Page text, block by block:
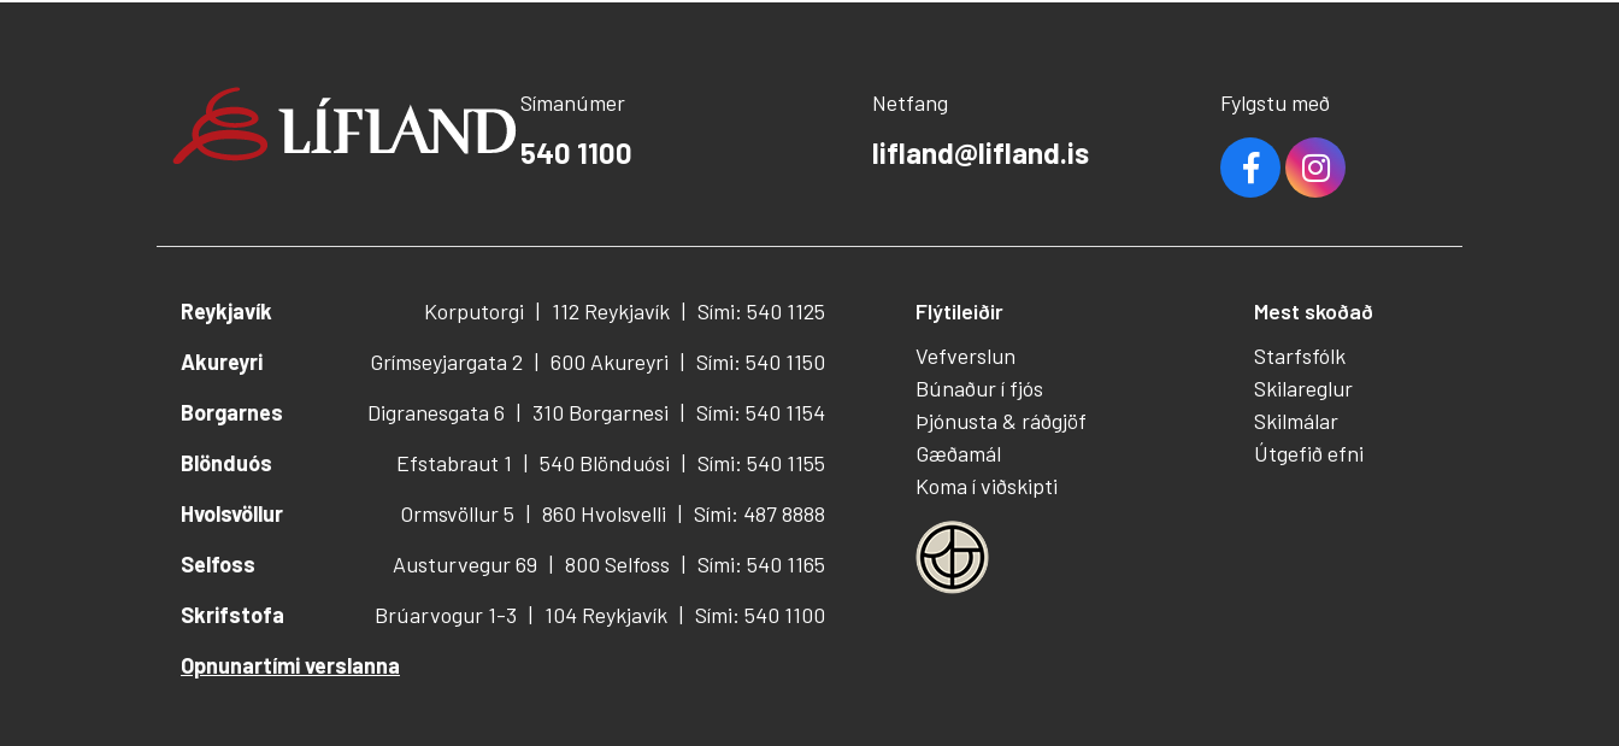
Símanúmer
540 1100
Netfang
lifland@lifland.is
Fylgstu með
Reykjavík Korputorgi 112 Reykjavík
Sími: 540 1125
Akureyri
Grímseyjargata 2 600 Akureyri
Sími: 540 1150
Borgarnes
Digranesgata 6 310 Borgarnesi
Sími: 540 1154
Blönduós
Efstabraut 1 540 Blönduósi
Sími: 540 1155
Hvolsvöllur
Ormsvöllur 5 860 Hvolsvelli
Sími: 487 8888
Selfoss
Austurvegur 69 800 Selfoss
Sími: 540 1165
Skrifstofa
Brúarvogur 1-3 104 Reykjavík
Sími: 540 1100
Opnunartími verslanna
Flýtileiðir
Vefverslun
Búnaður í fjós
Þjónusta & ráðgjöf
Gæðamál
Koma í viðskipti
Mest skoðað
Starfsfólk
Skilareglur
Skilmálar
Útgefið efni